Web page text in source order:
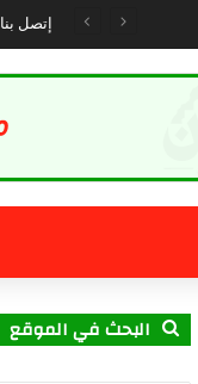
إتصل بنا
البحث في الموقع